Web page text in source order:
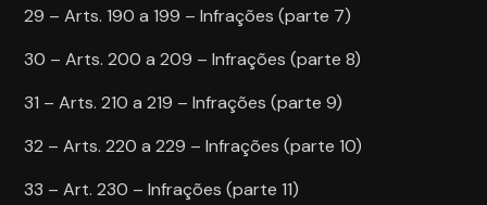
29 – Arts. 190 a 199 – Infrações (parte 7)
30 – Arts. 200 a 209 – Infrações (parte 8)
31 – Arts. 210 a 219 – Infrações (parte 9)
32 – Arts. 220 a 229 – Infrações (parte 10)
33 – Art. 230 – Infrações (parte 11)